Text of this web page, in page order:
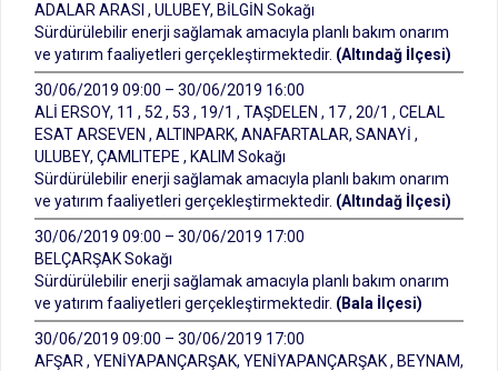
ADALAR ARASI , ULUBEY, BİLGİN Sokağı
Sürdürülebilir enerji sağlamak amacıyla planlı bakım onarım
ve yatırım faaliyetleri gerçekleştirmektedir. (Altındağ İlçesi)
30/06/2019 09:00 – 30/06/2019 16:00
ALİ ERSOY, 11 , 52 , 53 , 19/1 , TAŞDELEN , 17 , 20/1 , CELAL
ESAT ARSEVEN , ALTINPARK, ANAFARTALAR, SANAYİ ,
ULUBEY, ÇAMLITEPE , KALIM Sokağı
Sürdürülebilir enerji sağlamak amacıyla planlı bakım onarım
ve yatırım faaliyetleri gerçekleştirmektedir. (Altındağ İlçesi)
30/06/2019 09:00 – 30/06/2019 17:00
BELÇARŞAK Sokağı
Sürdürülebilir enerji sağlamak amacıyla planlı bakım onarım
ve yatırım faaliyetleri gerçekleştirmektedir. (Bala İlçesi)
30/06/2019 09:00 – 30/06/2019 17:00
AFŞAR , YENİYAPANÇARŞAK, YENİYAPANÇARŞAK , BEYNAM,